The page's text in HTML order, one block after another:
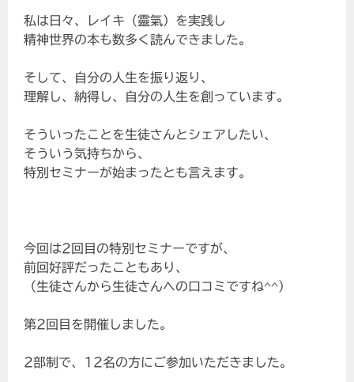
私は日々、レイキ（靈氣）を実践し
精神世界の本も数多く読んできました。
そして、自分の人生を振り返り、
理解し、納得し、自分の人生を創っています。
そういったことを生徒さんとシェアしたい、
そういう気持ちから、
特別セミナーが始まったとも言えます。
今回は2回目の特別セミナーですが、
前回好評だったこともあり、
（生徒さんから生徒さんへの口コミですね^^）
第2回目を開催しました。
2部制で、12名の方にご参加いただきました。